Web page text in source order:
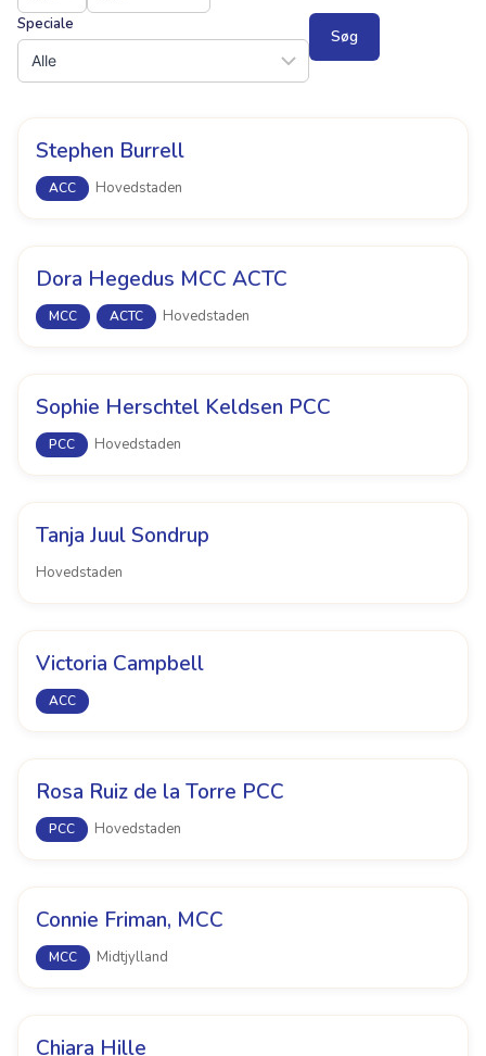
Speciale
Søg
Stephen Burrell
ACC Hovedstaden
Dora Hegedus MCC ACTC
MCC ACTC Hovedstaden
Sophie Herschtel Keldsen PCC
PCC Hovedstaden
Tanja Juul Sondrup
Hovedstaden
Victoria Campbell
ACC
Rosa Ruiz de la Torre PCC
PCC Hovedstaden
Connie Friman, MCC
MCC Midtjylland
Chiara Hille